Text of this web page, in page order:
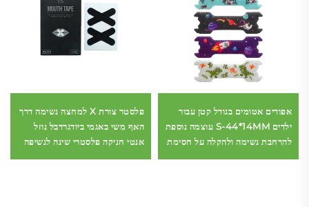
אפודים אטומים בגודל קטן עבור
ילדים S-44*14MM עוצמה נוספת
להרחבת נשימה ולהקלה על חסימת
פלסטר צורת X למחצה נשימה דרך
האף משי באגמי ביודגרדבל נוזל
אנטי חניקה פלסטרי שינה לנשיפה